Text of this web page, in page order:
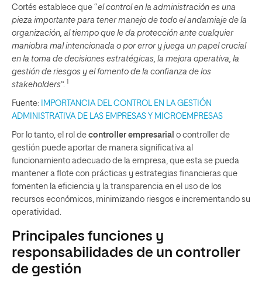
Cortés establece que “el control en la administración es una
pieza importante para tener manejo de todo el andamiaje de la
organización, al tiempo que le da protección ante cualquier
maniobra mal intencionada o por error y juega un papel crucial
en la toma de decisiones estratégicas, la mejora operativa, la
gestión de riesgos y el fomento de la confianza de los
stakeholders”. 1
Fuente:
IMPORTANCIA DEL CONTROL EN LA GESTIÓN
ADMINISTRATIVA DE LAS EMPRESAS Y MICROEMPRESAS
Por lo tanto, el rol de controller empresarial o controller de
gestión puede aportar de manera significativa al
funcionamiento adecuado de la empresa, que esta se pueda
mantener a flote con prácticas y estrategias financieras que
fomenten la eficiencia y la transparencia en el uso de los
recursos económicos, minimizando riesgos e incrementando su
operatividad.
Principales funciones y
responsabilidades de un controller
de gestión